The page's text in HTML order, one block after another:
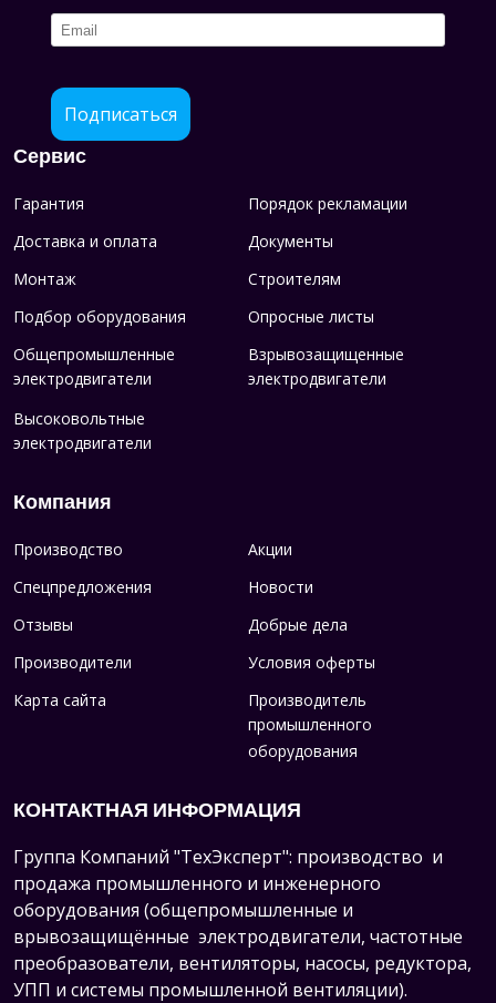
Подписаться
Сервис
Гарантия
Порядок рекламации
Доставка и оплата
Документы
Монтаж
Строителям
Подбор оборудования
Опросные листы
Общепромышленные
электродвигатели
Взрывозащищенные
электродвигатели
Высоковольтные
электродвигатели
Компания
Производство
Акции
Спецпредложения
Новости
Отзывы
Добрые дела
Производители
Условия оферты
Карта сайта
Производитель
промышленного
оборудования
КОНТАКТНАЯ ИНФОРМАЦИЯ
Группа Компаний "ТехЭксперт": производство и
продажа промышленного и инженерного
оборудования (общепромышленные и
врывозащищённые электродвигатели, частотные
преобразователи, вентиляторы, насосы, редуктора,
УПП и системы промышленной вентиляции).